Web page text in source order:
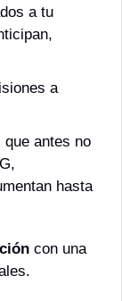
a tu
a
que antes no
manufactura y entretenimiento documentan hasta
con una